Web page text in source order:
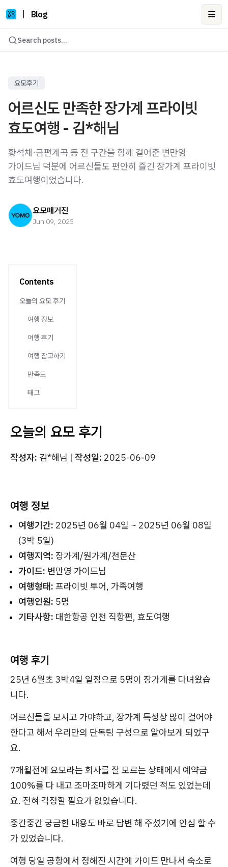
Blog
Search posts...
요모후기
어르신도 만족한 장가계 프라이빗
효도여행 - 김*해님
황석채·금편계곡 등 전 구간을 함께 걸어준 변만영
가이드님 덕분에 어르신들도 편안히 즐긴 장가계 프라이빗
효도여행이었습니다.
요모매거진
Jun 09, 2025
Contents
오늘의 요모 후기
여행 정보
여행 후기
여행 참고하기
만족도
태그
오늘의 요모 후기
작성자: 김*해님 | 작성일: 2025-06-09
여행 정보
여행기간: 2025년 06월 04일 ~ 2025년 06월 08일
(3박 5일)
여행지역: 장가계/원가계/천문산
가이드: 변만영 가이드님
여행형태: 프라이빗 투어, 가족여행
여행인원: 5명
기타사항: 대한항공 인천 직항편, 효도여행
여행 후기
25년 6월초 3박4일 일정으로 5명이 장가계를 다녀왔습
니다.
어르신들을 모시고 가야하고, 장가계 특성상 많이 걸어야
한다고 해서 우리만의 단독팀 구성으로 알아보게 되었구
요.
7개월전에 요모라는 회사를 잘 모르는 상태에서 예약금
100%를 다 내고 조마조마하게 기다렸던 적도 있었는데
요. 전혀 걱정할 필요가 없었습니다.
중간중간 궁금한 내용도 바로 답변 해 주셨기에 안심 할 수
가 있었습니다.
여행 당일 공항에서 정해진 시간에 가이드 만나서 숙소로